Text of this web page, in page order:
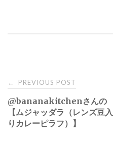
Post
navigation
← PREVIOUS POST
@bananakitchenさんの
【ムジャッダラ（レンズ豆入
りカレーピラフ）】